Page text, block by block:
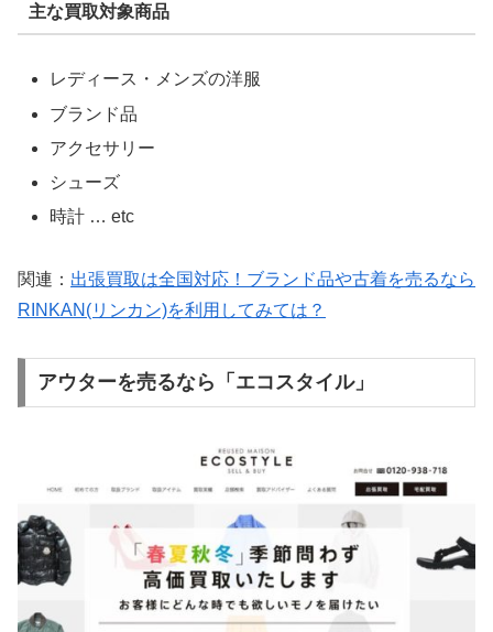
主な買取対象商品
レディース・メンズの洋服
ブランド品
アクセサリー
シューズ
時計 … etc
関連： 出張買取は全国対応！ブランド品や古着を売るなら
RINKAN(リンカン)を利用してみては？
アウターを売るなら「エコスタイル」